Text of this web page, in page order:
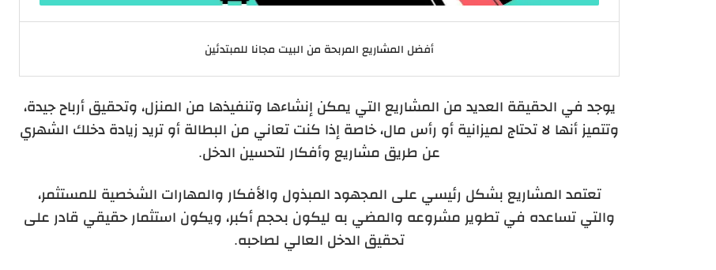
أفضل المشاريع المربحة من البيت مجانا للمبتدئين
يوجد في الحقيقة العديد من المشاريع التي يمكن إنشاءها وتنفيذها من المنزل، وتحقيق أرباح جيدة،
وتتميز أنها لا تحتاج لميزانية أو رأس مال، خاصة إذا كنت تعاني من البطالة أو تريد زيادة دخلك الشهري
عن طريق مشاريع وأفكار لتحسين الدخل.
تعتمد المشاريع بشكل رئيسي على المجهود المبذول والأفكار والمهارات الشخصية للمستثمر،
والتي تساعده في تطوير مشروعه والمضي به ليكون بحجم أكبر، ويكون استثمار حقيقي قادر على
تحقيق الدخل العالي لصاحبه.